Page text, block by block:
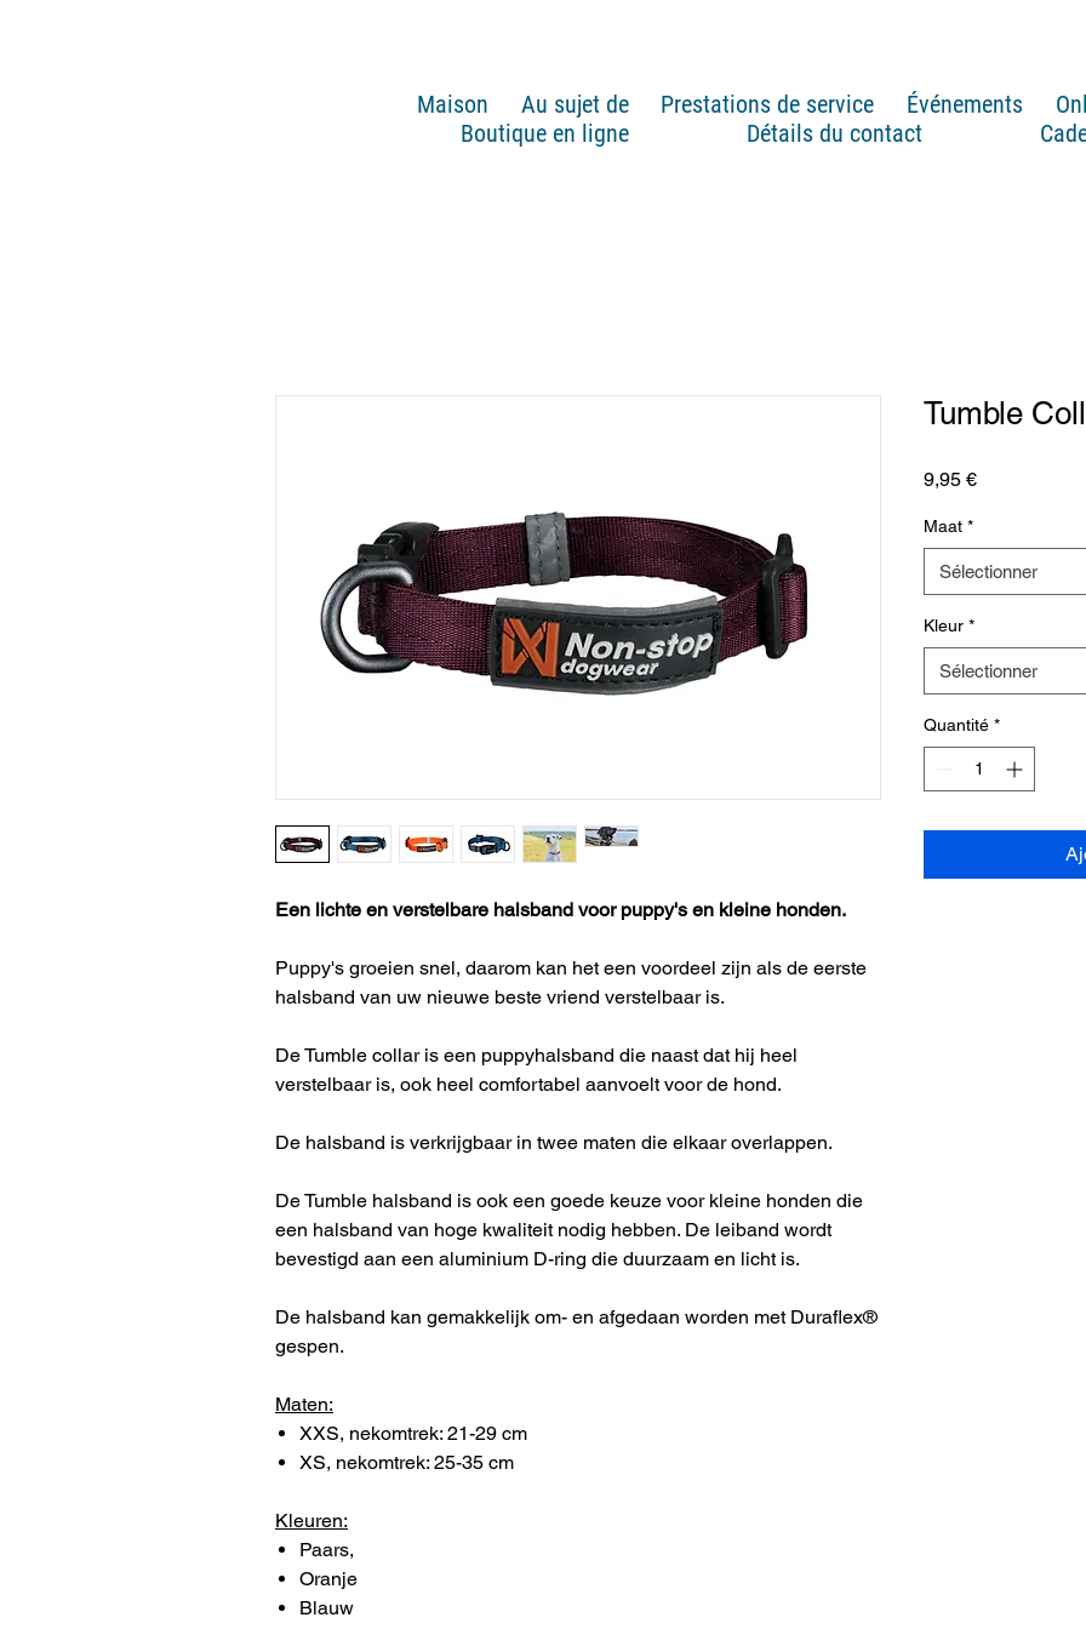
Maison Au sujet de Prestations de service Événements
Boutique en ligne
Détails du contact
Een lichte en verstelbare halsband voor puppy's en kleine honden.
Puppy's groeien snel, daarom kan het een voordeel zijn als de eerste
halsband van uw nieuwe beste vriend verstelbaar is.
De Tumble collar is een puppyhalsband die naast dat hij heel
verstelbaar is, ook heel comfortabel aanvoelt voor de hond.
De halsband is verkrijgbaar in twee maten die elkaar overlappen.
De Tumble halsband is ook een goede keuze voor kleine honden die
een halsband van hoge kwaliteit nodig hebben. De leiband wordt
bevestigd aan een aluminium D-ring die duurzaam en licht is.
De halsband kan gemakkelijk om- en afgedaan worden met Duraflex®
gespen.
Maten:
XXS, nekomtrek: 21-29 cm
XS, nekomtrek: 25-35 cm
Kleuren:
Paars,
Oranje
Blauw
Tumble
9,95 €Prix
Maat *
Sélectionner
Kleur *
Sélectionner
Quantité *